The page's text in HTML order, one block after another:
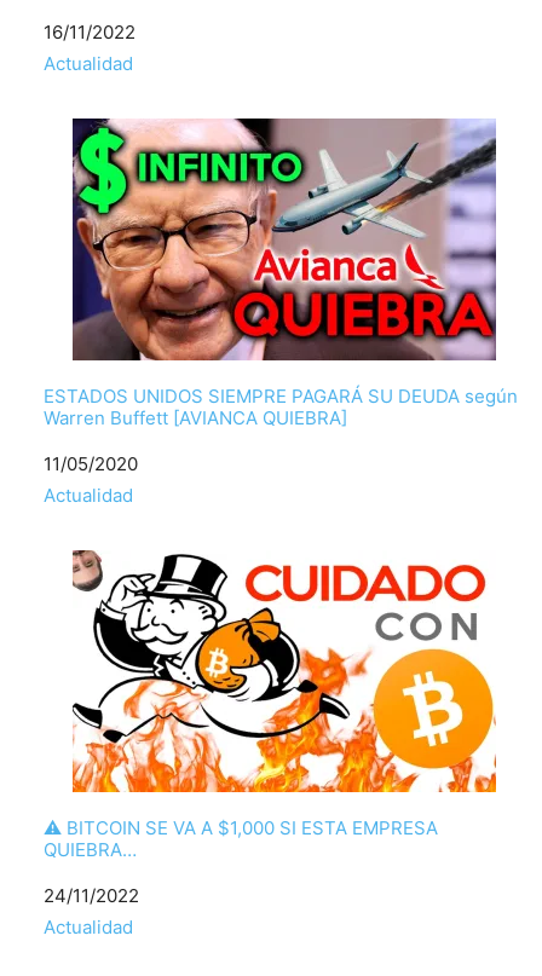
Fecha
16/11/2022
Respecto a
Actualidad
ESTADOS UNIDOS SIEMPRE PAGARÁ SU DEUDA según
Warren Buffett [AVIANCA QUIEBRA]
Fecha
11/05/2020
Respecto a
Actualidad
⚠ BITCOIN SE VA A $1,000 SI ESTA EMPRESA
QUIEBRA…
Fecha
24/11/2022
Respecto a
Actualidad